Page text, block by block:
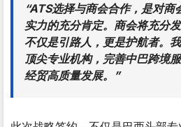
“ATS选择与商会合作，是对商
实力的充分肯定。商会将充分
不仅是引路人，更是护航者。
顶尖专业机构， 完善中巴跨境
经贸高质量发展。”